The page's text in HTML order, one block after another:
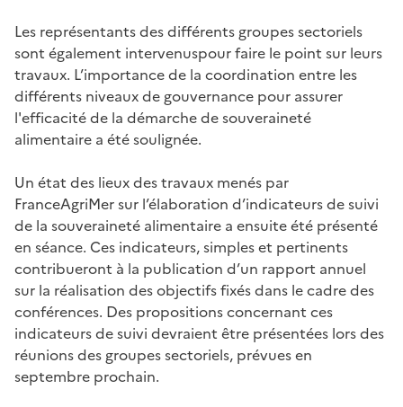
Les représentants des différents groupes sectoriels
sont également intervenuspour faire le point sur leurs
travaux. L’importance de la coordination entre les
différents niveaux de gouvernance pour assurer
l'efficacité de la démarche de souveraineté
alimentaire a été soulignée.
Un état des lieux des travaux menés par
FranceAgriMer sur l’élaboration d’indicateurs de suivi
de la souveraineté alimentaire a ensuite été présenté
en séance. Ces indicateurs, simples et pertinents
contribueront à la publication d’un rapport annuel
sur la réalisation des objectifs fixés dans le cadre des
conférences. Des propositions concernant ces
indicateurs de suivi devraient être présentées lors des
réunions des groupes sectoriels, prévues en
septembre prochain.